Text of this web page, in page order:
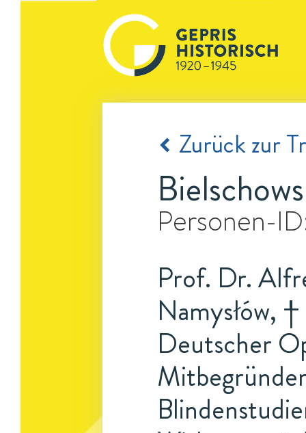
Zurück zur
Personen-
Prof. Dr.
Namysłów,
Deutscher